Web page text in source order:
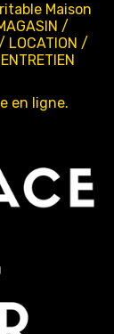
Maison
/
LOCATION /
en ligne.